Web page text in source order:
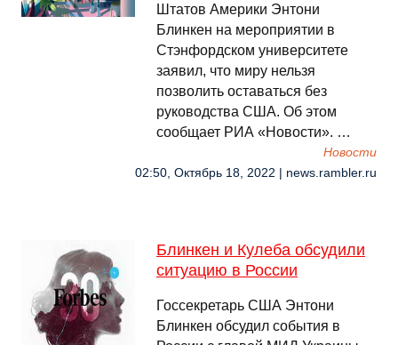
Штатов Америки Энтони
Блинкен на мероприятии в
Стэнфордском университете
заявил, что миру нельзя
позволить оставаться без
руководства США. Об этом
сообщает РИА «Новости». …
Новости
02:50, Октябрь 18, 2022 | news.rambler.ru
Блинкен и Кулеба обсудили
ситуацию в России
Госсекретарь США Энтони
Блинкен обсудил события в